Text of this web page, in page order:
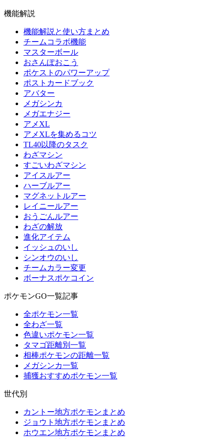
機能解説
機能解説と使い方まとめ
チームコラボ機能
マスターボール
おさんぽおこう
ポケストのパワーアップ
ポストカードブック
アバター
メガシンカ
メガエナジー
アメXL
アメXLを集めるコツ
TL40以降のタスク
わざマシン
すごいわざマシン
アイスルアー
ハーブルアー
マグネットルアー
レイニールアー
おうごんルアー
わざの解放
進化アイテム
イッシュのいし
シンオウのいし
チームカラー変更
ボーナスポケコイン
ポケモンGO一覧記事
全ポケモン一覧
全わざ一覧
色違いポケモン一覧
タマゴ距離別一覧
相棒ポケモンの距離一覧
メガシンカ一覧
捕獲おすすめポケモン一覧
世代別
カントー地方ポケモンまとめ
ジョウト地方ポケモンまとめ
ホウエン地方ポケモンまとめ